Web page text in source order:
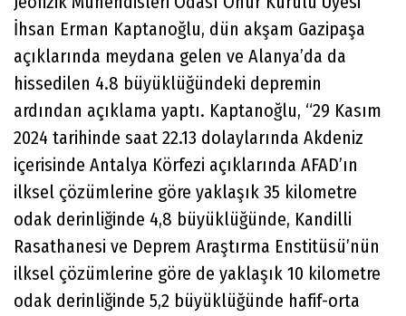
İhsan Erman Kaptanoğlu, dün akşam Gazipaşa
açıklarında meydana gelen ve Alanya’da da
hissedilen 4.8 büyüklüğündeki depremin
ardından açıklama yaptı. Kaptanoğlu, “29 Kasım
2024 tarihinde saat 22.13 dolaylarında Akdeniz
içerisinde Antalya Körfezi açıklarında AFAD’ın
ilksel çözümlerine göre yaklaşık 35 kilometre
odak derinliğinde 4,8 büyüklüğünde, Kandilli
Rasathanesi ve Deprem Araştırma Enstitüsü’nün
ilksel çözümlerine göre de yaklaşık 10 kilometre
odak derinliğinde 5,2 büyüklüğünde hafif-orta